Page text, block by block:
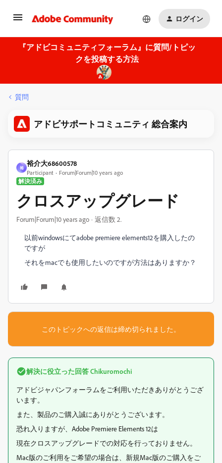
ログイン
『アドビコミュニティフォーラム』に質問/トピッ
クを投稿する方法
質問
アドビサポートコミュニティ 総合案内
裕
裕介大68600578
Participant
Forum|Forum|10 years ago
解決済み
クロスアップグレード
Forum|Forum|10 years ago 返信数 2.
以前windowsにてadobe premiere elements12を購入したの
ですが
それをmacでも使用したいのですが方法はありますか？
このトピックへの返信は締め切られました。
解決に役立った回答Chikuromochi
アドビジャパンフォーラムをご利用いただきありがとうござ
います。
また、製品のご購入誠にありがとうございます。
恐れ入りますが、Adobe Premiere Elements 12は
現在クロスアップグレードでの対応を行っておりません。
Mac版のご利用をご希望の場合は、新規Mac版のご購入をご